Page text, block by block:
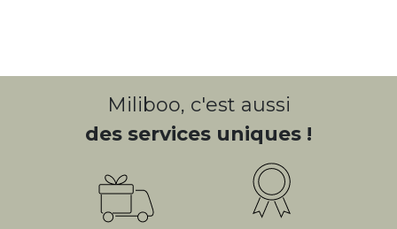
Miliboo, c'est aussi
des services uniques !